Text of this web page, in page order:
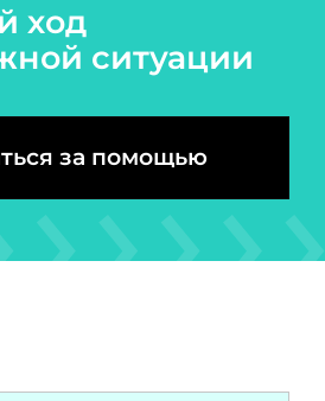
ход
ситуации
за помощью